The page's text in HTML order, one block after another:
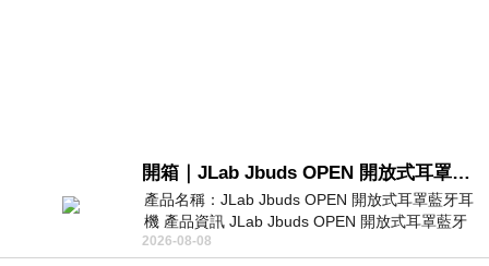
開箱｜JLab Jbuds OPEN 開放式耳罩藍牙耳機 - 設計美學，輕巧、透氣、環境音全物理達成！
產品名稱：JLab Jbuds OPEN 開放式耳罩藍牙耳
機 產品資訊 JLab Jbuds OPEN 開放式耳罩藍牙
耳機評語：非常有特色，值得喜愛美型工
2026-08-08